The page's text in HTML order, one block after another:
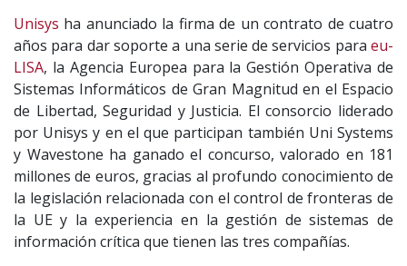
Unisys ha anunciado la firma de un contrato de cuatro
años para dar soporte a una serie de servicios para eu-
LISA, la Agencia Europea para la Gestión Operativa de
Sistemas Informáticos de Gran Magnitud en el Espacio
de Libertad, Seguridad y Justicia. El consorcio liderado
por Unisys y en el que participan también Uni Systems
y Wavestone ha ganado el concurso, valorado en 181
millones de euros, gracias al profundo conocimiento de
la legislación relacionada con el control de fronteras de
la UE y la experiencia en la gestión de sistemas de
información crítica que tienen las tres compañías.